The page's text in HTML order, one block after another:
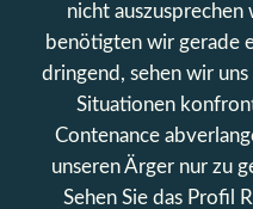
nicht auszusprechen
benötigten wir gerade
dringend, sehen wir
Situationen
Contenance
unseren Ärger nur zu
Sehen Sie das Profil